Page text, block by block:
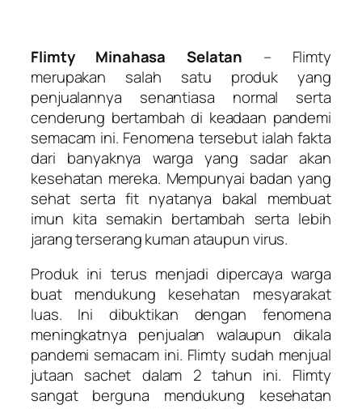
Flimty Minahasa Selatan – Flimty
merupakan salah satu produk yang
penjualannya senantiasa normal serta
cenderung bertambah di keadaan pandemi
semacam ini. Fenomena tersebut ialah fakta
dari banyaknya warga yang sadar akan
kesehatan mereka. Mempunyai badan yang
sehat serta fit nyatanya bakal membuat
imun kita semakin bertambah serta lebih
jarang terserang kuman ataupun virus.
Produk ini terus menjadi dipercaya warga
buat mendukung kesehatan mesyarakat
luas. Ini dibuktikan dengan fenomena
meningkatnya penjualan walaupun dikala
pandemi semacam ini. Flimty sudah menjual
jutaan sachet dalam 2 tahun ini. Flimty
sangat berguna mendukung kesehatan